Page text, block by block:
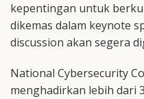
kepentingan untuk
dikemas dalam keynote
discussion akan segera
National Cybersecurity
menghadirkan lebih dari